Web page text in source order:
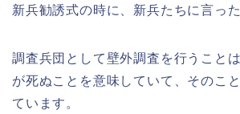
新兵勧誘式の時に、新兵たちに言った
調査兵団として壁外調査を行うこと
が死ぬことを意味していて、そのこ
ています。